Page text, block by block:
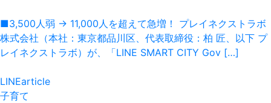
■3,500人弱 → 11,000人を超えて急増！ プレイネクストラボ
株式会社（本社：東京都品川区、代表取締役：柏 匠、以下 プ
レイネクストラボ）が、「LINE SMART CITY Gov […]
LINEarticle
子育て